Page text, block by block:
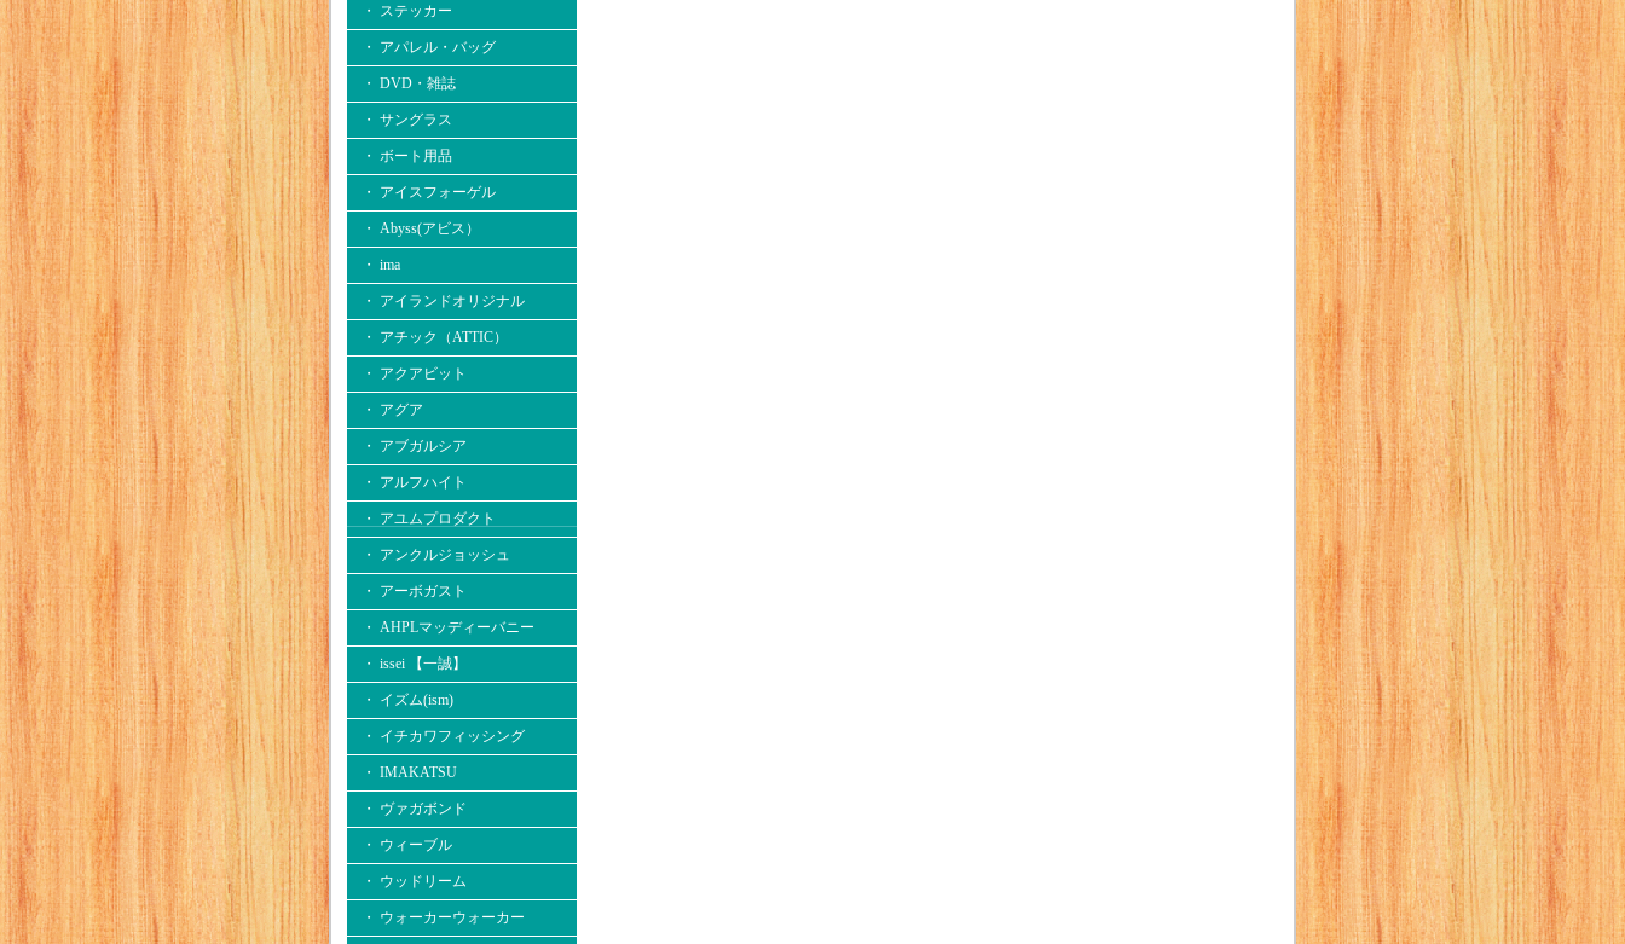
・ ステッカー
・ アパレル・バッグ
・ DVD・雑誌
・ サングラス
・ ボート用品
・ アイスフォーゲル
・ Abyss(アビス）
・ ima
・ アイランドオリジナル
・ アチック（ATTIC）
・ アクアビット
・ アグア
・ アブガルシア
・ アルフハイト
・ アユムプロダクト
・ アンクルジョッシュ
・ アーボガスト
・ AHPLマッディーバニー
・ issei 【一誠】
・ イズム(ism)
・ イチカワフィッシング
・ IMAKATSU
・ ヴァガボンド
・ ウィーブル
・ ウッドリーム
・ ウォーカーウォーカー